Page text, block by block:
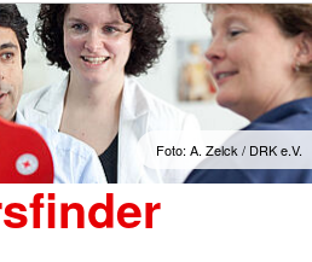
Foto: A. Zelck / DRK e.V.